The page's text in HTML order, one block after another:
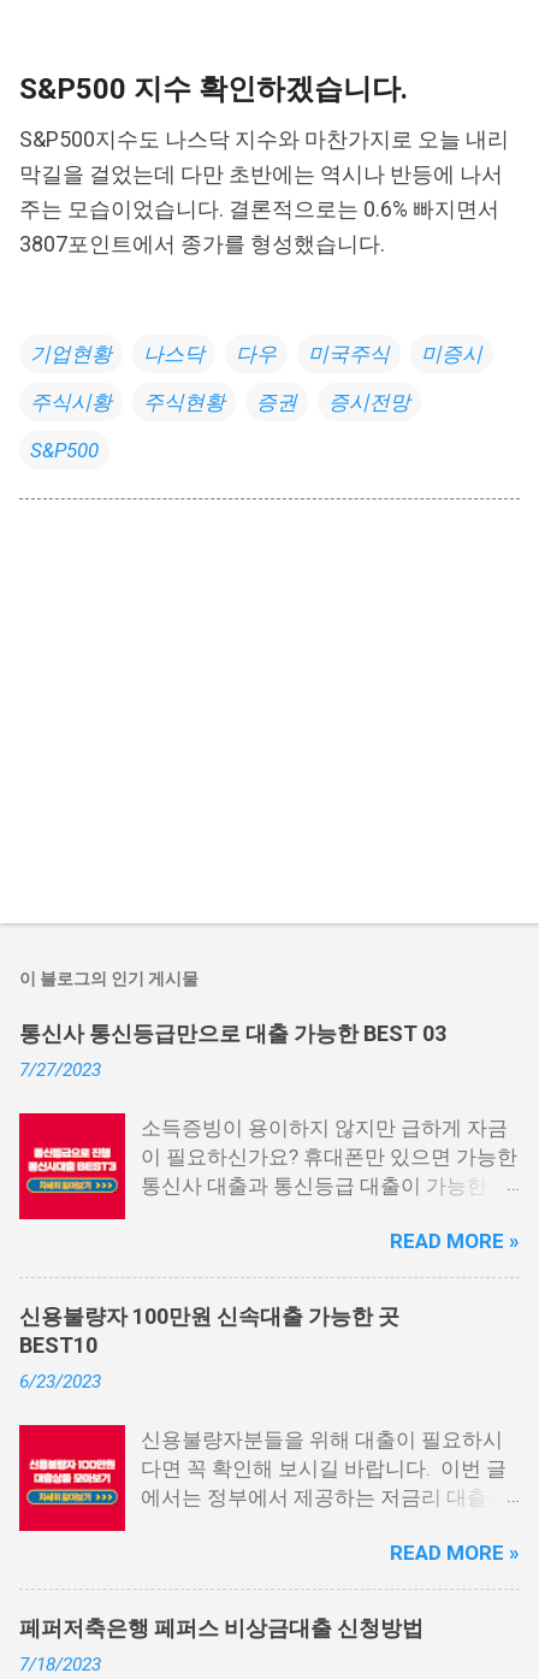
S&P500 지수 확인하겠습니다.
S&P500지수도 나스닥 지수와 마찬가지로 오늘 내리
막길을 걸었는데 다만 초반에는 역시나 반등에 나서
주는 모습이었습니다. 결론적으로는 0.6% 빠지면서
3807포인트에서 종가를 형성했습니다.
기업현황 나스닥 다우 미국주식
미증시
주식시황
주식현황 증권
증시전망
S&P500
이 블로그의 인기 게시물
통신사 통신등급만으로 대출 가능한 BEST 03
7/27/2023
소득증빙이 용이하지 않지만 급하게 자금
이 필요하신가요? 휴대폰만 있으면 가능한
통신사 대출과 통신등급 대출이 가능한 곳
신사 대출이란? 급히 자금이 필요한 상황
이 발생하면, 때로는 소액 대출을 고려해야
할 수도 있습니다. 하지만 이직 준비로 인
해 무직 상태이거나 소득 증빙이 어려운 상
대출 상품은 휴대폰만 있으면 간편하게 신
청할 수 있으며, 통신 등급에 따라 대출이
가능합니다. 마치 신용등급처럼 등급별로
부 내역과 장기간에 걸쳐 통신사를 이용한
우량한 고객이면, 추가 혜택도 받을 수 있
습니다. 급히 자금이 필요한 경우, 소액 대
READ MORE »
신용불량자 100만원 신속대출 가능한 곳
BEST10
6/23/2023
신용불량자분들을 위해 대출이 필요하시
다면 꼭 확인해 보시길 바랍니다. 이번 글
에서는 정부에서 제공하는 저금리 대출과
상위 10개 상품을 추천해 드립니다. 📌 목
차 1. 소액생계비대출: 연체자 100만원 대
출 2. 신용회복위원회 성실상환자대출 3.
신용회복위원회 비대면 간편대출 4. 햇살
READ MORE »
페퍼저축은행 페퍼스 비상금대출 신청방법
7/18/2023